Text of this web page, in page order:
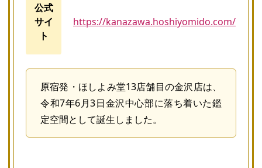
公式
サイ
ト
https://kanazawa.hoshiyomido.com/
原宿発・ほしよみ堂13店舗目の金沢店は、
令和7年6月3日金沢中心部に落ち着いた鑑
定空間として誕生しました。